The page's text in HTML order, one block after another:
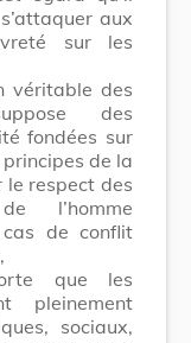
aux
sur les
véritable des
des
fondées sur
de la
le respect des
l’homme
de conflit
que les
pleinement
sociaux,